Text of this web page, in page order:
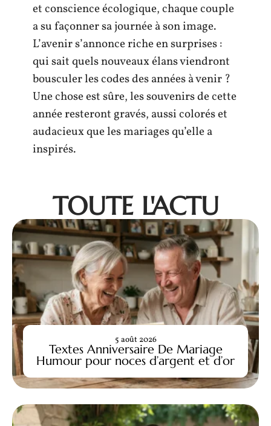
et conscience écologique, chaque couple
a su façonner sa journée à son image.
L’avenir s’annonce riche en surprises :
qui sait quels nouveaux élans viendront
bousculer les codes des années à venir ?
Une chose est sûre, les souvenirs de cette
année resteront gravés, aussi colorés et
audacieux que les mariages qu’elle a
inspirés.
TOUTE L'ACTU
Textes Anniversaire De Mariage
Humour pour noces d’argent et d’or
5 août 2026